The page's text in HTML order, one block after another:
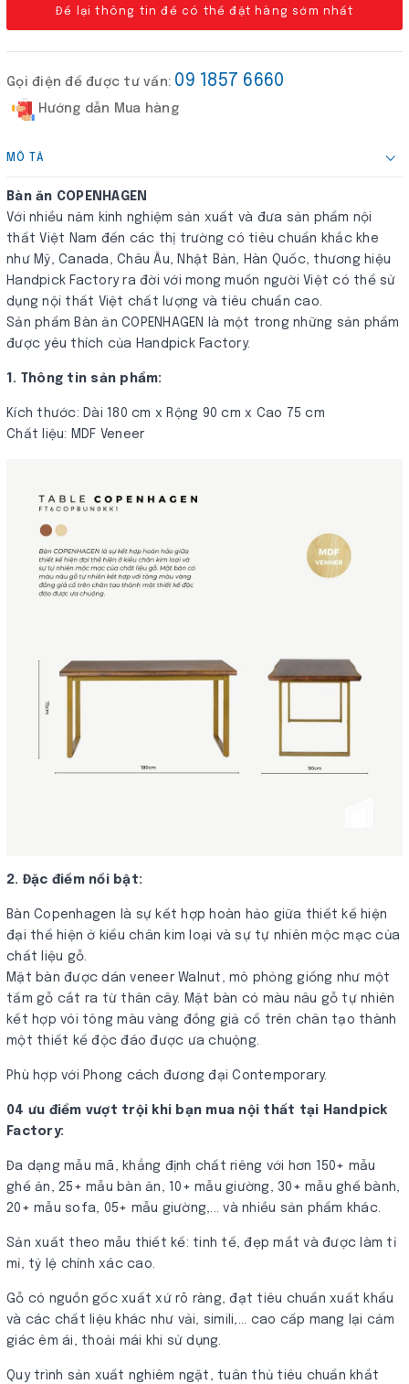
Để lại thông tin để có thể đặt hàng sớm nhất
Gọi điện để được tư vấn: 09 1857 6660
Hướng dẫn Mua hàng
MÔ TẢ
Bàn ăn COPENHAGEN
Với nhiều năm kinh nghiệm sản xuất và đưa sản phẩm nội
thất Việt Nam đến các thị trường có tiêu chuẩn khắc khe
như Mỹ, Canada, Châu Âu, Nhật Bản, Hàn Quốc, thương hiệu
Handpick Factory ra đời với mong muốn người Việt có thể sử
dụng nội thất Việt chất lượng và tiêu chuẩn cao.
Sản phẩm Bàn ăn COPENHAGEN là một trong những sản phẩm
được yêu thích của Handpick Factory.
1. Thông tin sản phẩm:
Kích thước: Dài 180 cm x Rộng 90 cm x Cao 75 cm
Chất liệu: MDF Veneer
2. Đặc điểm nổi bật:
Bàn Copenhagen là sự kết hợp hoàn hảo giữa thiết kế hiện
đại thể hiện ở kiểu chân kim loại và sự tự nhiên mộc mạc của
chất liệu gỗ.
Mặt bàn được dán veneer Walnut, mô phỏng giống như một
tấm gỗ cắt ra từ thân cây. Mặt bàn có màu nâu gỗ tự nhiên
kết hợp vói tông màu vàng đồng giả cổ trên chân tạo thành
một thiết kế độc đáo được ưa chuộng.
Phù hợp với Phong cách đương đại Contemporary.
04 ưu điểm vượt trội khi bạn mua nội thất tại Handpick
Factory:
Đa dạng mẫu mã, khẳng định chất riêng với hơn 150+ mẫu
ghế ăn, 25+ mẫu bàn ăn, 10+ mẫu giường, 30+ mẫu ghế bành,
20+ mẫu sofa, 05+ mẫu giường,... và nhiều sản phẩm khác.
Sản xuất theo mẫu thiết kế: tinh tế, đẹp mắt và được làm tỉ
mỉ, tỷ lệ chính xác cao.
Gỗ có nguồn gốc xuất xứ rõ ràng, đạt tiêu chuẩn xuất khẩu
và các chất liệu khác như vải, simili,... cao cấp mang lại cảm
giác êm ái, thoải mái khi sử dụng.
Quy trình sản xuất nghiêm ngặt, tuân thủ tiêu chuẩn khắt